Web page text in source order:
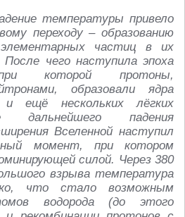
температуры привело
переходу – образованию
частиц в их
чего наступила эпоха
при которой протоны,
образовали ядра
и ещё нескольких лёгких
дальнейшего падения
Вселенной наступил
момент, при котором
силой. Через 380
взрыва температура
что стало возможным
водорода (до этого